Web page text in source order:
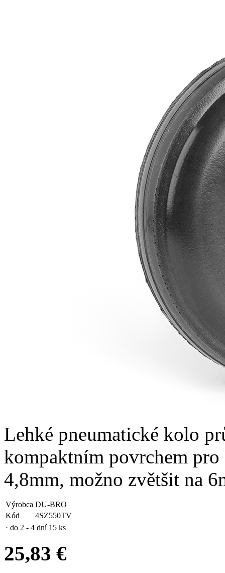
Lehké pneumatické kolo
kompaktním povrchem
4,8mm, možno zvětšit na
Výrobca DU-BRO
Kód
4SZ550TV
· do 2 - 4 dní 15 ks
25,83 €